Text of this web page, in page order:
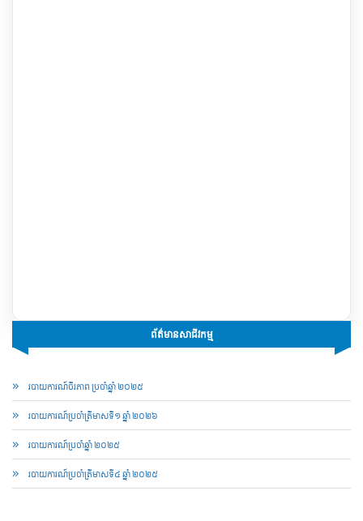
ព័ត៌មានសាជីវកម្ម
របាយការណ៍ចីរភាព ប្រចាំឆ្នាំ ២០២៥
របាយការណ៍​​ប្រចាំ​ត្រីមាសទី១ ឆ្នាំ ២០២៦
របាយការណ៍​​ប្រចាំ​ឆ្នាំ ២០២៥
របាយការណ៍​​ប្រចាំ​ត្រីមាសទី៤ ឆ្នាំ ២០២៥